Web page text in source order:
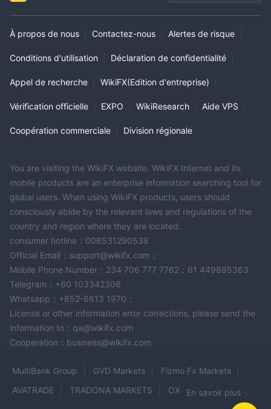
À propos de nous Contactez-nous Alertes de risque
Conditions d'utilisation Déclaration de confidentialité
Appel de recherche WikiFX(Edition d'entreprise)
Vérification officielle EXPO WikiResearch Aide VPS
Coopération commerciale Division régionale
You are visiting the WikiFX website. WikiFX Internet and its
mobile products are an enterprise information searching tool for
global users. When using WikiFX products, users should
consciously abide by the relevant laws and regulations of the
country and region where they are located.
consumer hotline：006531290538
Official Email：support@wikifx.com；
Mobile Phone Number：234 706 777 7762；61 449895363
Telegram：+60 103342306
Whatsapp：+852-6613 1970；
License or other information error corrections, please send the
information to：qa@wikifx.com
Cooperation：business@wikifx.com
MultiBank Group GVD Markets
Fizmo Fx Markets
AVATRADE
TRADONA MARKETS
OXShareEn savoir plus